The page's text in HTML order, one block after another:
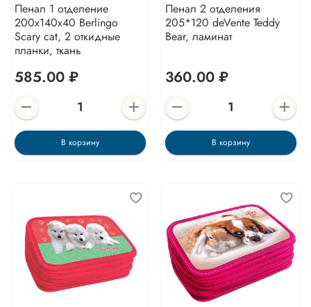
Пенал 1 отделение
200х140х40 Berlingo
Scary cat, 2 откидные
планки, ткань
585.00 ₽
В корзину
Пенал 2 отделения
205*120 deVente Teddy
Bear, ламинат
360.00 ₽
В корзину